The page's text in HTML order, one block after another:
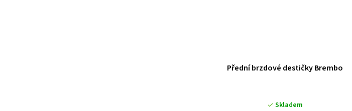
Přední brzdové destičky Brembo
Skladem